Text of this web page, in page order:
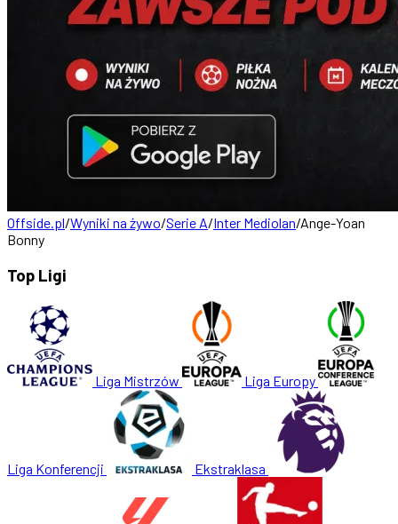
Offside.pl/Wyniki na żywo/Serie A/Inter Mediolan/Ange-Yoan
Bonny
Top Ligi
Liga Mistrzów Liga Europy
Liga Konferencji Ekstraklasa